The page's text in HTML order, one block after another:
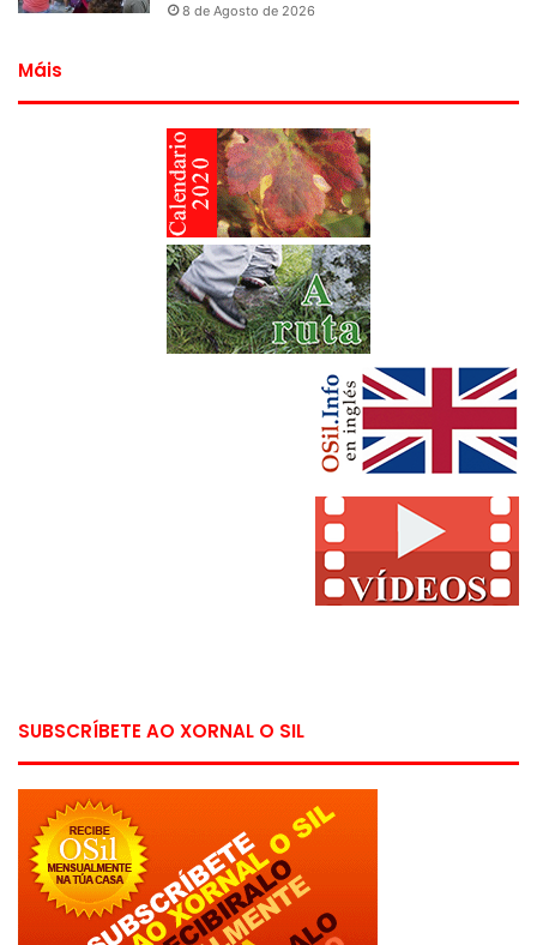
8 de Agosto de 2026
Máis
SUBSCRÍBETE AO XORNAL O SIL